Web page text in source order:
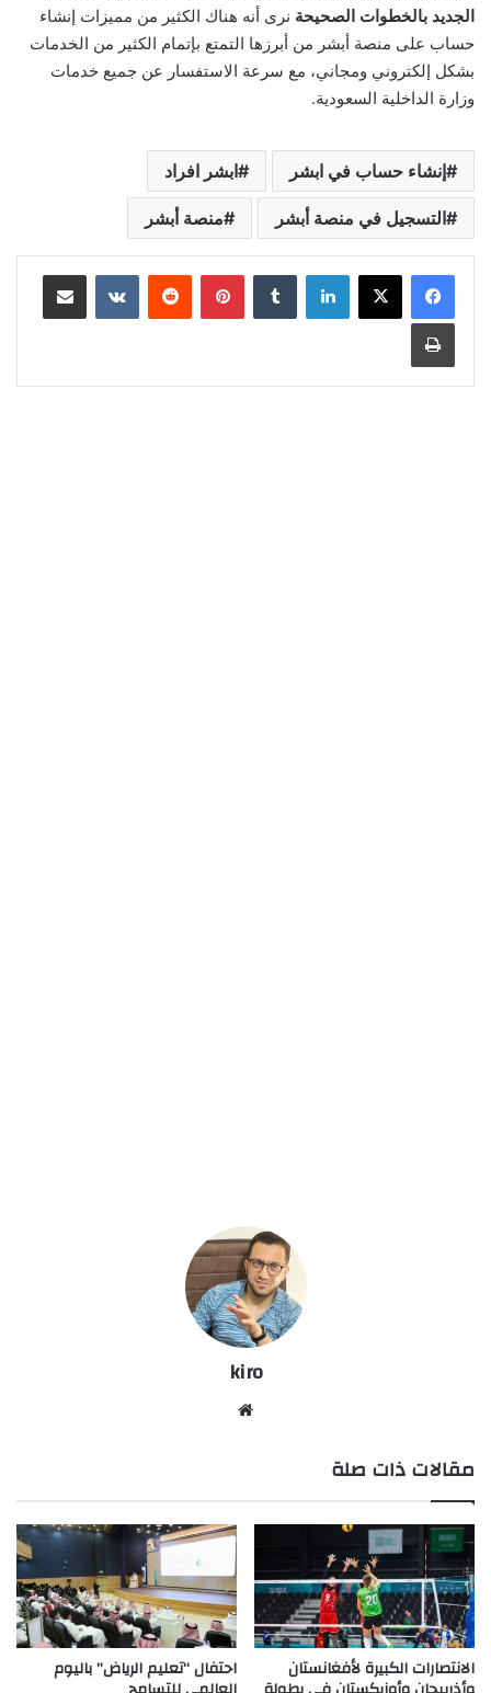
الجديد بالخطوات الصحيحة نرى أنه هناك الكثير من مميزات إنشاء
حساب على منصة أبشر من أبرزها التمتع بإتمام الكثير من الخدمات
بشكل إلكتروني ومجاني، مع سرعة الاستفسار عن جميع خدمات
وزارة الداخلية السعودية.
إنشاء حساب في ابشر ابشر افراد
التسجيل في منصة أبشر منصة أبشر
لينكدإن بينتيريست
kiro
مقالات ذات صلة
الانتصارات الكبيرة لأفغانستان احتفال “تعليم الرياض” باليوم